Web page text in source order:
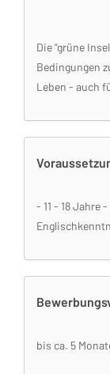
Die "grüne
Bedingungen
Leben - auch
- 11 - 18 Jahre
bis ca. 5